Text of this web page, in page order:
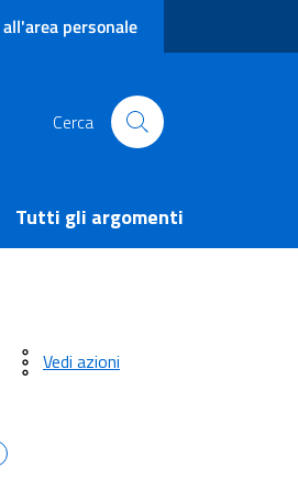
personale
Cerca
Tutti gli argomenti
Vedi azioni